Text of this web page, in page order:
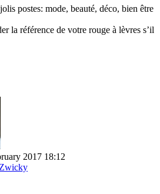
postes: mode, beauté, déco, bien être
la référence de votre rouge à lèvres s’il
2017 18:12